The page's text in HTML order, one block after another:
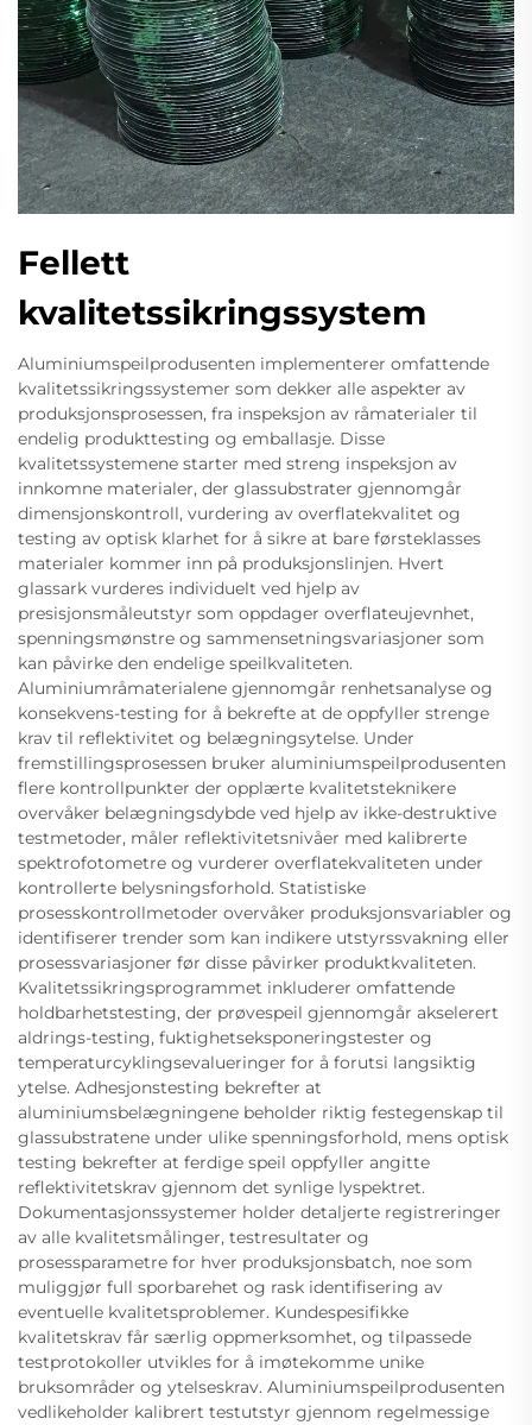
Fellett
kvalitetssikringssystem
Aluminiumspeilprodusenten implementerer omfattende
kvalitetssikringssystemer som dekker alle aspekter av
produksjonsprosessen, fra inspeksjon av råmaterialer til
endelig produkttesting og emballasje. Disse
kvalitetssystemene starter med streng inspeksjon av
innkomne materialer, der glassubstrater gjennomgår
dimensjonskontroll, vurdering av overflatekvalitet og
testing av optisk klarhet for å sikre at bare førsteklasses
materialer kommer inn på produksjonslinjen. Hvert
glassark vurderes individuelt ved hjelp av
presisjonsmåleutstyr som oppdager overflateujevnhet,
spenningsmønstre og sammensetningsvariasjoner som
kan påvirke den endelige speilkvaliteten.
Aluminiumråmaterialene gjennomgår renhetsanalyse og
konsekvens-testing for å bekrefte at de oppfyller strenge
krav til reflektivitet og belægningsytelse. Under
fremstillingsprosessen bruker aluminiumspeilprodusenten
flere kontrollpunkter der opplærte kvalitetsteknikere
overvåker belægningsdybde ved hjelp av ikke-destruktive
testmetoder, måler reflektivitetsnivåer med kalibrerte
spektrofotometre og vurderer overflatekvaliteten under
kontrollerte belysningsforhold. Statistiske
prosesskontrollmetoder overvåker produksjonsvariabler og
identifiserer trender som kan indikere utstyrssvakning eller
prosessvariasjoner før disse påvirker produktkvaliteten.
Kvalitetssikringsprogrammet inkluderer omfattende
holdbarhetstesting, der prøvespeil gjennomgår akselerert
aldrings-testing, fuktighetseksponeringstester og
temperaturcyklingsevalueringer for å forutsi langsiktig
ytelse. Adhesjonstesting bekrefter at
aluminiumsbelægningene beholder riktig festegenskap til
glassubstratene under ulike spenningsforhold, mens optisk
testing bekrefter at ferdige speil oppfyller angitte
reflektivitetskrav gjennom det synlige lyspektret.
Dokumentasjonssystemer holder detaljerte registreringer
av alle kvalitetsmålinger, testresultater og
prosessparametre for hver produksjonsbatch, noe som
muliggjør full sporbarehet og rask identifisering av
eventuelle kvalitetsproblemer. Kundespesifikke
kvalitetskrav får særlig oppmerksomhet, og tilpassede
testprotokoller utvikles for å imøtekomme unike
bruksområder og ytelseskrav. Aluminiumspeilprodusenten
vedlikeholder kalibrert testutstyr gjennom regelmessige